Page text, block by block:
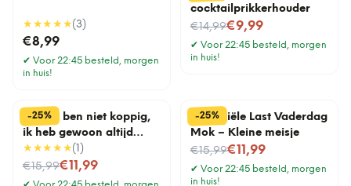
★★★★★(3)
€8,99
✔ Voor 22:45 besteld, morgen
in huis!
cocktailprikkerhouder
€14,99
Nu voor€9,99
✔ Voor 22:45 besteld, morgen
in huis!
-25%
Mok Ik ben niet koppig,
ik heb gewoon altijd
gelijk
★★★★★( 1 )
€15,99
Nu voor€11,99
-25%
Financiële Last Vaderdag
Mok – Kleine meisje
€15,99
Nu voor€11,99
✔ Voor 22:45 besteld, morgen
in huis!